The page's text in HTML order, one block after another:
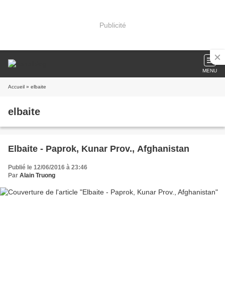
Publicité
MENU
Accueil » elbaite
elbaite
Elbaite - Paprok, Kunar Prov., Afghanistan
Publié le 12/06/2016 à 23:46
Par Alain Truong